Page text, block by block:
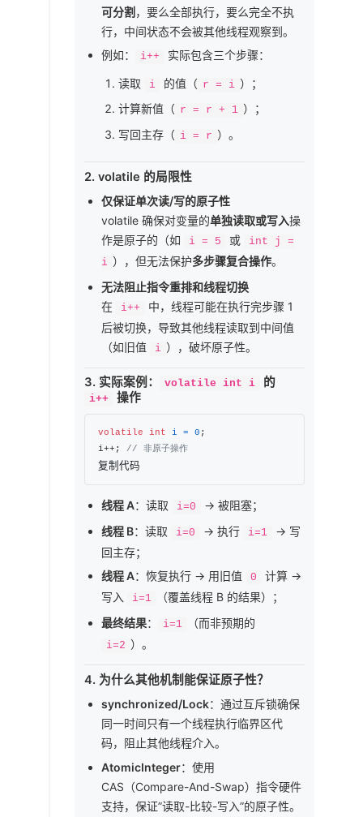
可分割 ，要么全部执行，要么完全不执
行，中间状态不会被其他线程观察到。
例如：
i++ 实际包含三个步骤：
读取 i 的值（ r = i ）；
计算新值（ r = r + 1 ）；
写回主存（ i = r ）。
2. volatile 的局限性
仅保证单次读/写的原子性
volatile 确保对变量的单独读取或写入操
作是原子的（如
i = 5 或
int j =
i ），但无法保护多步骤复合操作。
无法阻止指令重排和线程切换
在
i++
中，线程可能在执行完步骤 1
后被切换，导致其他线程读取到中间值
（如旧值
i ），破坏原子性。
3. 实际案例： volatile int i 的
i++ 操作
volatile int i = 0 ;
i++; // 非原子操作
复制代码
线程 A：读取 i=0
→ 被阻塞；
线程 B：读取 i=0 → 执行 i=1
→ 写
回主存；
线程 A：恢复执行 → 用旧值 0
计算 →
写入
i=1
（覆盖线程 B 的结果）；
最终结果： i=1 （而非预期的
i=2 ）。
4. 为什么其他机制能保证原子性？
synchronized/Lock：通过互斥锁确保
同一时间只有一个线程执行临界区代
码，阻止其他线程介入。
AtomicInteger：使用
CAS（Compare-And-Swap）指令硬件
支持，保证”读取-比较-写入”的原子性。